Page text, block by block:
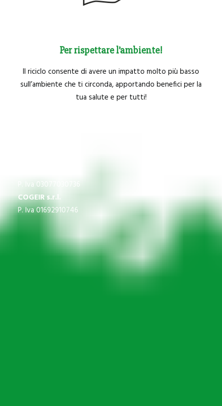
Per rispettare l’ambiente!
Il riciclo consente di avere un impatto molto più basso
sull’ambiente che ti circonda, apportando benefici per la
tua salute e per tutti!
P. Iva 03077030736
COGEIR s.r.l.
P. Iva 01692910746